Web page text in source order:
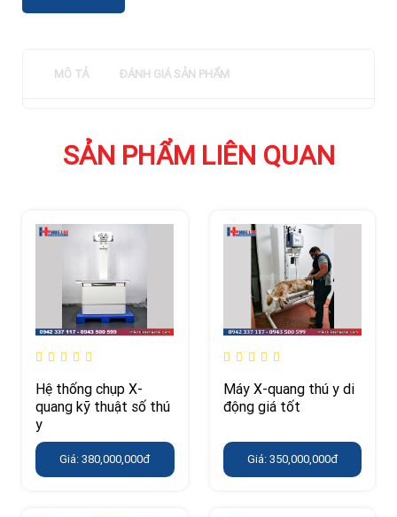
MÔ TẢ ĐÁNH GIÁ SẢN PHẨM
SẢN PHẨM LIÊN QUAN
Hệ thống chụp X-
quang kỹ thuật số thú
y
Giá: 380,000,000đ
Máy X-quang thú y di
động giá tốt
Giá: 350,000,000đ